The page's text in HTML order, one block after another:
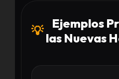
💡
Ejemplos
las Nuevas